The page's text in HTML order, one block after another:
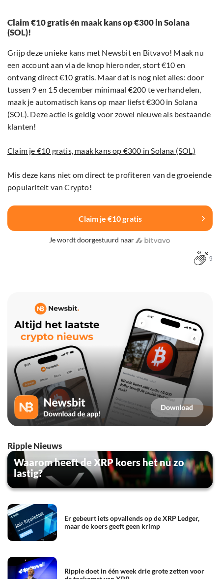
Claim €10 gratis én maak kans op €300 in Solana
(SOL)!
Grijp deze unieke kans met Newsbit en Bitvavo! Maak nu
een account aan via de knop hieronder, stort €10 en
ontvang direct €10 gratis. Maar dat is nog niet alles: door
tussen 9 en 15 december minimaal €200 te verhandelen,
maak je automatisch kans op maar liefst €300 in Solana
(SOL). Deze actie is geldig voor zowel nieuwe als bestaande
klanten!
Claim je €10 gratis, maak kans op €300 in Solana (SOL)
Mis deze kans niet om direct te profiteren van de groeiende
populariteit van Crypto!
Claim je €10 gratis
Je wordt doorgestuurd naar
9
Ripple Nieuws
Waarom heeft de XRP koers het nu zo
lastig?
Er gebeurt iets opvallends op de XRP Ledger,
maar de koers geeft geen krimp
Ripple doet in één week drie grote zetten voor